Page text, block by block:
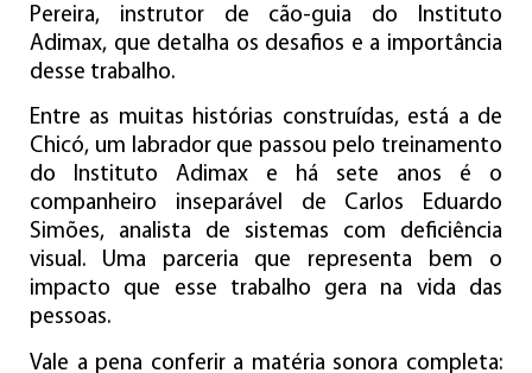
Pereira, instrutor de cão-guia do Instituto
Adimax, que detalha os desafios e a importância
desse trabalho.
Entre as muitas histórias construídas, está a de
Chicó, um labrador que passou pelo treinamento
do Instituto Adimax e há sete anos é o
companheiro inseparável de Carlos Eduardo
Simões, analista de sistemas com deficiência
visual. Uma parceria que representa bem o
impacto que esse trabalho gera na vida das
pessoas.
Vale a pena conferir a matéria sonora completa: